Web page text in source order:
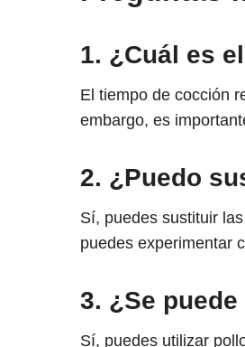
1. ¿Cuál es
El tiempo de cocción
embargo, es
2. ¿Puedo
Sí, puedes sustituir
puedes experimentar
3. ¿Se
Sí, puedes utilizar